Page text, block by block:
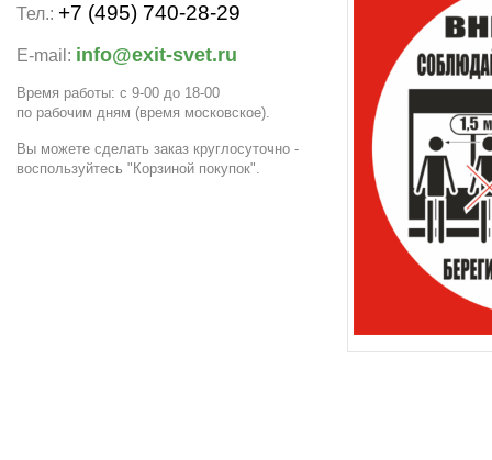
Тел.: +7 (495) 740-28-29
E-mail: info@exit-svet.ru
Время работы: с 9-00 до 18-00
по рабочим дням (время московское).
Вы можете сделать заказ круглосуточно -
воспользуйтесь "Корзиной покупок".